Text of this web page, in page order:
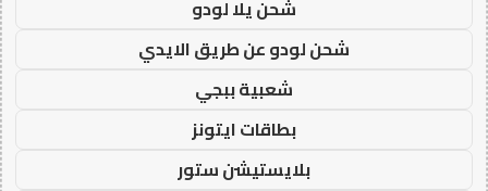
شحن يلا لودو
شحن لودو عن طريق الايدي
شعبية ببجي
بطاقات ايتونز
بلايستيشن ستور